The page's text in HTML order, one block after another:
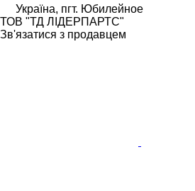
Україна, пгт. Юбилейное
ТОВ "ТД ЛІДЕРПАРТС"
Зв'язатися з продавцем